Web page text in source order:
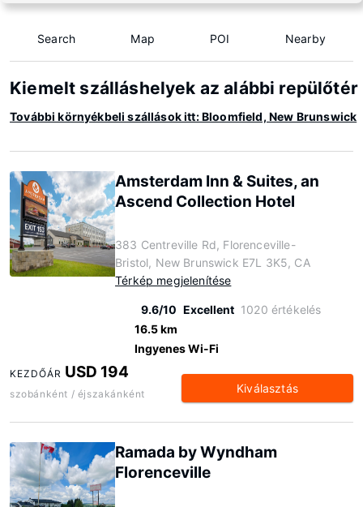
Search Map POI Nearby
Kiemelt szálláshelyek az alábbi
További környékbeli szállások itt: Bloomfield, New Brunswick
Amsterdam Inn & Suites, an
Ascend Collection Hotel
383 Centreville Rd, Florenceville-
Bristol, New Brunswick E7L 3K5, CA
Térkép megjelenítése
9.6/10 Excellent 1020 értékelés
16.5 km
Ingyenes Wi-Fi
KEZDŐÁR USD 194
szobánként / éjszakánként Kiválasztás
Ramada by Wyndham
Florenceville